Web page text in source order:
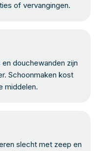
of vervangingen.
douchewanden zijn
Schoonmaken kost
middelen.
slecht met zeep en